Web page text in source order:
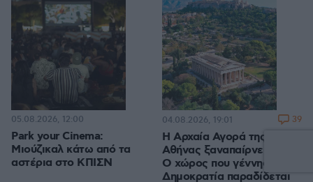
Park your Cinema:
Μιούζικαλ κάτω από τα
αστέρια στο ΚΠΙΣΝ
05.08.2026, 12:00
Η Αρχαία Αγορά της
Αθήνας ξαναπαίρνει ζωή:
Ο χώρος που γέννησε τη
Δημοκρατία παραδίδεται
04.08.2026, 19:01 39